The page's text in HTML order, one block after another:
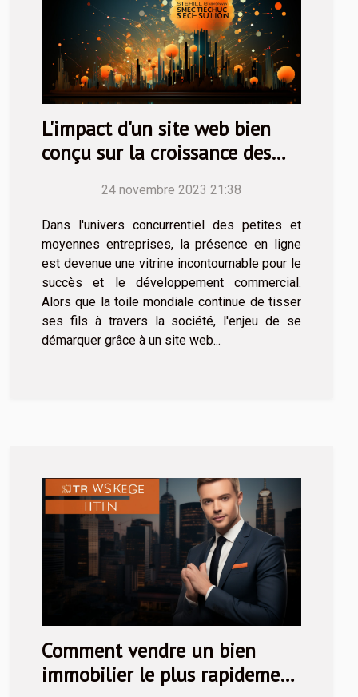
L'impact d'un site web bien
conçu sur la croissance des
entreprises24 novembre 2023 21:38
Dans l'univers concurrentiel des petites et
moyennes entreprises, la présence en ligne
est devenue une vitrine incontournable pour le
succès et le développement commercial.
Alors que la toile mondiale continue de tisser
ses fils à travers la société, l'enjeu de se
démarquer grâce à un site web...
Comment vendre un bien
immobilier le plus rapidement